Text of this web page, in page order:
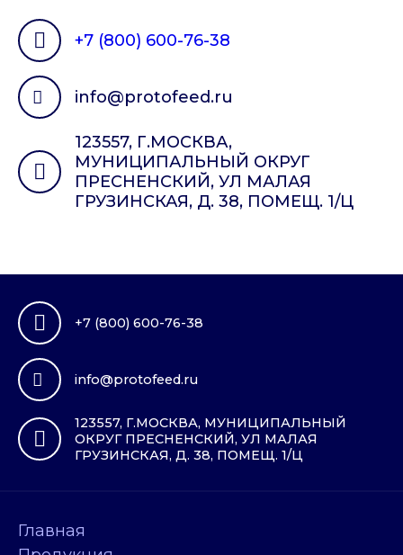
+7 (800) 600-76-38
info@protofeed.ru
123557, Г.МОСКВА,
МУНИЦИПАЛЬНЫЙ ОКРУГ
ПРЕСНЕНСКИЙ, УЛ МАЛАЯ
ГРУЗИНСКАЯ, Д. 38, ПОМЕЩ. 1/Ц
+7 (800) 600-76-38
info@protofeed.ru
123557, Г.МОСКВА, МУНИЦИПАЛЬНЫЙ
ОКРУГ ПРЕСНЕНСКИЙ, УЛ МАЛАЯ
ГРУЗИНСКАЯ, Д. 38, ПОМЕЩ. 1/Ц
Главная